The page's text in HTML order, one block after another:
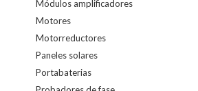
Módulos amplificadores
Motores
Motorreductores
Paneles solares
Portabaterias